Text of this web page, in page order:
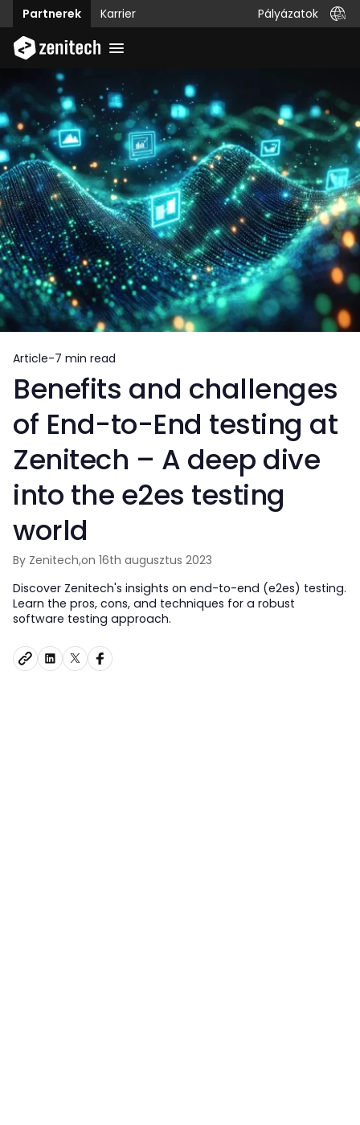
Partnerek Karrier Pályázatok
Article-7 min read
Benefits and challenges
of End-to-End testing at
Zenitech – A deep dive
into the e2es testing
world
By Zenitech,on 16th augusztus 2023
Discover Zenitech's insights on end-to-end (e2es) testing.
Learn the pros, cons, and techniques for a robust
software testing approach.